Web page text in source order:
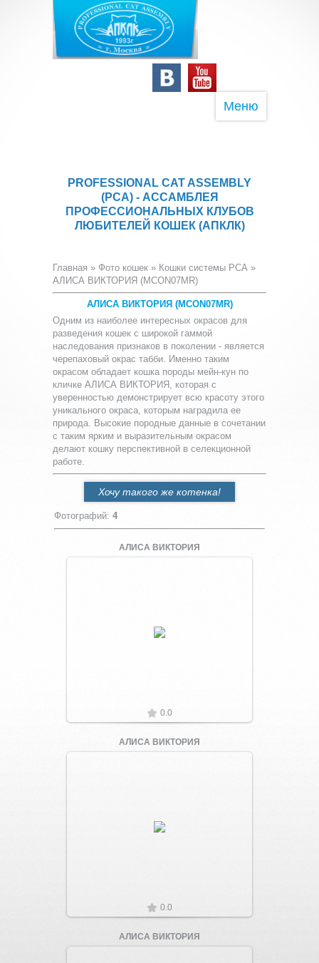
Меню
PROFESSIONAL CAT ASSEMBLY
(PCA) - АССАМБЛЕЯ
ПРОФЕССИОНАЛЬНЫХ КЛУБОВ
ЛЮБИТЕЛЕЙ КОШЕК (АПКЛК)
Главная » Фото кошек » Кошки системы PCA »
АЛИСА ВИКТОРИЯ (MCON07MR)
АЛИСА ВИКТОРИЯ (MCON07MR)
Одним из наиболее интересных окрасов для
разведения кошек с широкой гаммой
наследования признаков в поколении - является
черепаховый окрас табби. Именно таким
окрасом обладает кошка породы мейн-кун по
кличке АЛИСА ВИКТОРИЯ, которая с
уверенностью демонстрирует всю красоту этого
уникального окраса, которым наградила ее
природа. Высокие породные данные в сочетании
с таким ярким и выразительным окрасом
делают кошку перспективной в селекционной
работе.
Хочу такого же котенка!
Фотографий: 4
АЛИСА ВИКТОРИЯ
Увеличить
0.0
АЛИСА ВИКТОРИЯ
Увеличить
0.0
АЛИСА ВИКТОРИЯ